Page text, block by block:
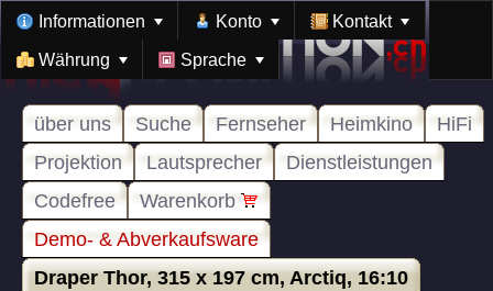
Informationen Konto Kontakt
Währung Sprache
über uns Suche Fernseher Heimkino
HiFi
Projektion
Lautsprecher
Dienstleistungen
Codefree
Warenkorb
Demo- & Abverkaufsware
Draper Thor, 315 x 197 cm, Arctiq, 16:10